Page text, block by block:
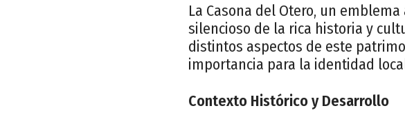
La Casona del Otero, un
silencioso de la rica historia y
distintos aspectos de este
importancia para la identidad
Contexto Histórico y Desarrollo